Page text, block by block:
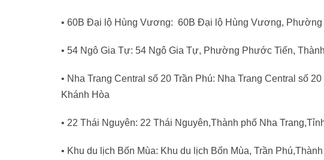
• 60B Đại lộ Hùng Vương: 60B Đại lộ Hùng Vương, Phường
• 54 Ngô Gia Tự: 54 Ngô Gia Tự, Phường Phước Tiến,
• Nha Trang Central số 20 Trần Phú: Nha Trang Central số
Khánh Hòa
• 22 Thái Nguyên: 22 Thái Nguyên,Thành phố Nha
• Khu du lịch Bốn Mùa: Khu du lịch Bốn Mùa, Trần